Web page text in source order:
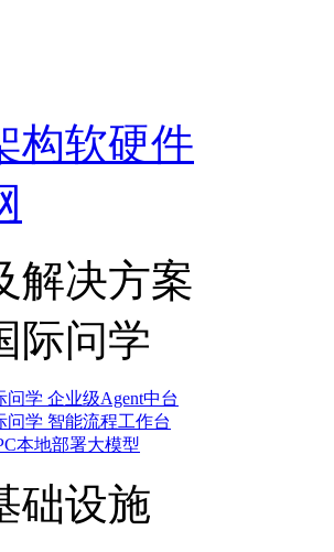
构软硬件
解决方案
际问学
问学 企业级Agent中台
问学 智能流程工作台
本地部署大模型
础设施